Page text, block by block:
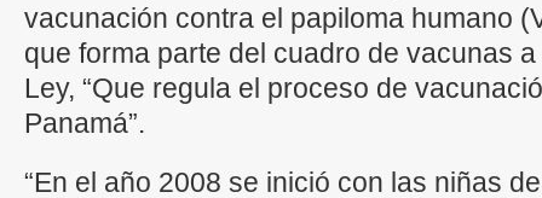
vacunación contra el papiloma humano
que forma parte del cuadro de vacunas
Ley, “Que regula el proceso de
Panamá”.
“En el año 2008 se inició con las niñas